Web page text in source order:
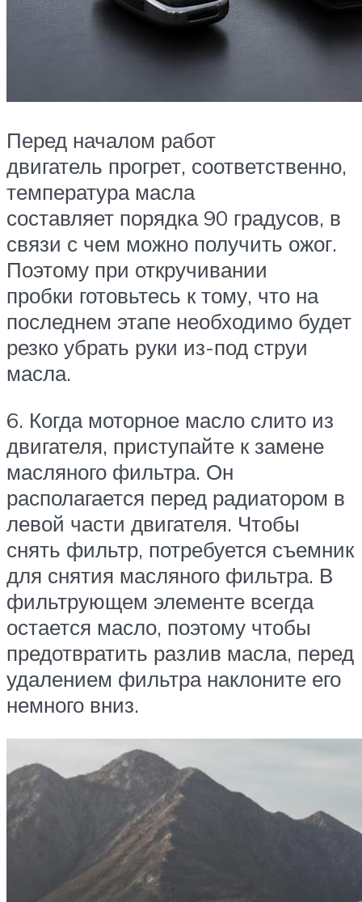
Перед началом работ
двигатель прогрет, соответственно,
температура масла
составляет порядка 90 градусов, в
связи с чем можно получить ожог.
Поэтому при откручивании
пробки готовьтесь к тому, что на
последнем этапе необходимо будет
резко убрать руки из-под струи
масла.
6. Когда моторное масло слито из
двигателя, приступайте к замене
масляного фильтра. Он
располагается перед радиатором в
левой части двигателя. Чтобы
снять фильтр, потребуется съемник
для снятия масляного фильтра. В
фильтрующем элементе всегда
остается масло, поэтому чтобы
предотвратить разлив масла, перед
удалением фильтра наклоните его
немного вниз.